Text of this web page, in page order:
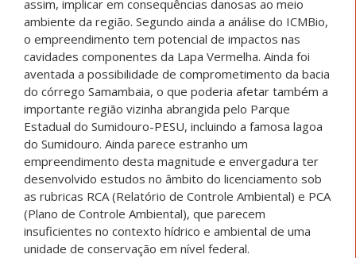
assim, implicar em consequências danosas ao meio
ambiente da região. Segundo ainda a análise do ICMBio,
o empreendimento tem potencial de impactos nas
cavidades componentes da Lapa Vermelha. Ainda foi
aventada a possibilidade de comprometimento da bacia
do córrego Samambaia, o que poderia afetar também a
importante região vizinha abrangida pelo Parque
Estadual do Sumidouro-PESU, incluindo a famosa lagoa
do Sumidouro. Ainda parece estranho um
empreendimento desta magnitude e envergadura ter
desenvolvido estudos no âmbito do licenciamento sob
as rubricas RCA (Relatório de Controle Ambiental) e PCA
(Plano de Controle Ambiental), que parecem
insuficientes no contexto hídrico e ambiental de uma
unidade de conservação em nível federal.